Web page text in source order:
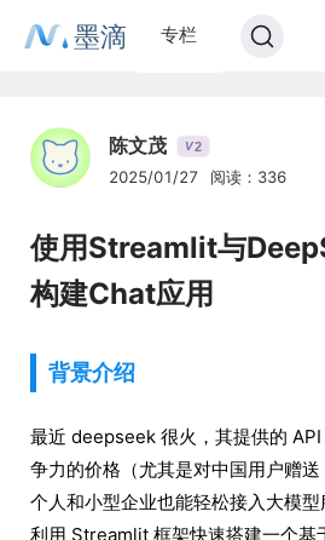
墨滴 专栏
陈文茂 V2
2025/01/27 阅读：336
使用Streamlit与
构建Chat应用
背景介绍
最近 deepseek 很火，其提供的
争力的价格（尤其是对中国用户赠
个人和小型企业也能轻松接入大模
利用 Streamlit 框架快速搭建一个基